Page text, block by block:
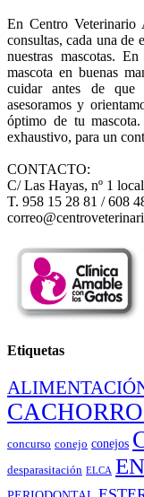
En Centro Veterinario
consultas, cada una de
nuestras mascotas.
mascota en buenas
cuidar antes de que
asesoramos y
óptimo de tu
exhaustivo, para un
CONTACTO:
C/ Las Hayas, nº 1
T. 958 15 28 81 / 608
Etiquetas
concurso conejo conejos
desparasitación ELCA